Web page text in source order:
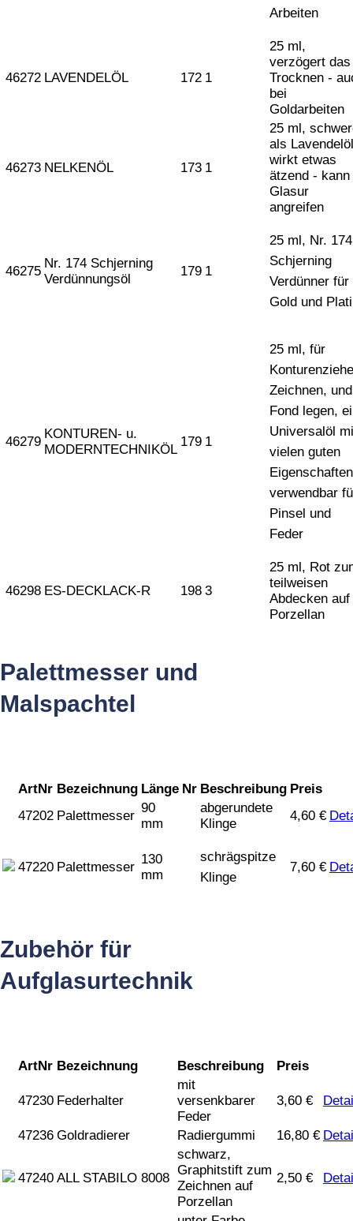
Arbeiten
46272 LAVENDELÖL 172 1
25 ml,
verzögert das
Trocknen -
bei
Goldarbeiten
46273 NELKENÖL 173 1
25 ml,
als
wirkt etwas
ätzend - kann
Glasur
angreifen
46275
Nr. 174 Schjerning
Verdünnungsöl
179 1
25 ml, Nr. 174
Schjerning
Verdünner für
Gold und
46279
KONTUREN- u.
MODERNTECHNIKÖL
179 1
25 ml, für
Zeichnen, und
Fond legen,
Universalöl
vielen guten
verwendbar
Pinsel und
Feder
46298 ES-DECKLACK-R 198 3
25 ml, Rot
teilweisen
Abdecken auf
Porzellan
Palettmesser und
Malspachtel
ArtNr Bezeichnung Länge Nr Beschreibung Preis
47202 Palettmesser
90
mm
abgerundete
Klinge
4,60 €
47220 Palettmesser
130
mm
schrägspitze
Klinge
7,60 €
Zubehör für
Aufglasurtechnik
ArtNr Bezeichnung Beschreibung Preis
47230 Federhalter
mit
versenkbarer
Feder
3,60 €
47236 Goldradierer Radiergummi 16,80 €
47240 ALL STABILO 8008
schwarz,
Graphitstift zum
Zeichnen auf
Porzellan
2,50 €